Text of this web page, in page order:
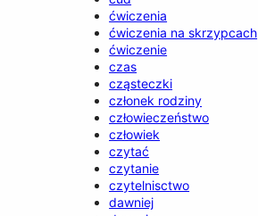
ćwiczenia
ćwiczenia na skrzypcach
ćwiczenie
czas
cząsteczki
członek rodziny
człowieczeństwo
człowiek
czytać
czytanie
czytelnisctwo
dawniej